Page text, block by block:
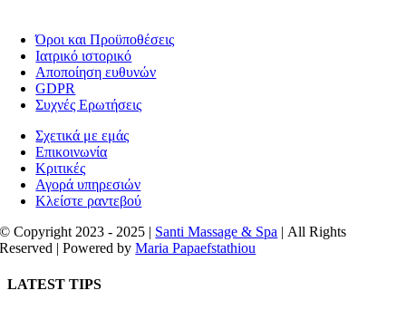
Όροι και Προϋποθέσεις
Ιατρικό ιστορικό
Αποποίηση ευθυνών
GDPR
Συχνές Ερωτήσεις
Σχετικά με εμάς
Επικοινωνία
Κριτικές
Αγορά υπηρεσιών
Κλείστε ραντεβού
© Copyright 2023 - 2025 | Santi Massage & Spa | All Rights
Reserved | Powered byMaria Papaefstathiou
Close
LATEST TIPS